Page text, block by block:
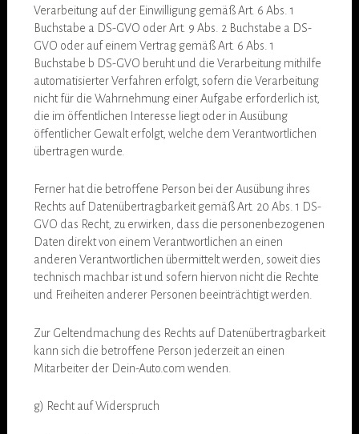
Verarbeitung auf der Einwilligung gemäß Art. 6 Abs. 1
Buchstabe a DS-GVO oder Art. 9 Abs. 2 Buchstabe a DS-
GVO oder auf einem Vertrag gemäß Art. 6 Abs. 1
Buchstabe b DS-GVO beruht und die Verarbeitung mithilfe
automatisierter Verfahren erfolgt, sofern die Verarbeitung
nicht für die Wahrnehmung einer Aufgabe erforderlich ist,
die im öffentlichen Interesse liegt oder in Ausübung
öffentlicher Gewalt erfolgt, welche dem Verantwortlichen
übertragen wurde.
Ferner hat die betroffene Person bei der Ausübung ihres
Rechts auf Datenübertragbarkeit gemäß Art. 20 Abs. 1 DS-
GVO das Recht, zu erwirken, dass die personenbezogenen
Daten direkt von einem Verantwortlichen an einen
anderen Verantwortlichen übermittelt werden, soweit dies
technisch machbar ist und sofern hiervon nicht die Rechte
und Freiheiten anderer Personen beeinträchtigt werden.
Zur Geltendmachung des Rechts auf Datenübertragbarkeit
kann sich die betroffene Person jederzeit an einen
Mitarbeiter der Dein-Auto.com wenden.
g) Recht auf Widerspruch